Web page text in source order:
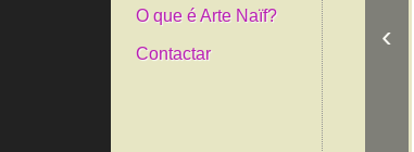
O que é Arte Naïf?
Contactar
‹